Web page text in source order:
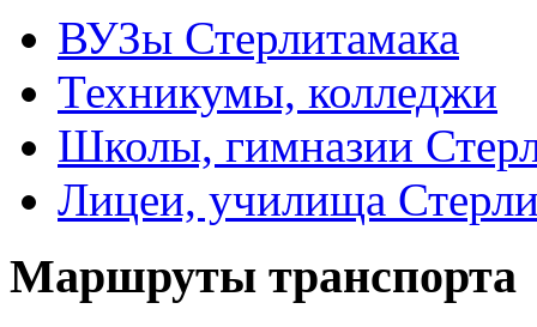
ВУЗы Стерлитамака
Техникумы, колледжи
Школы, гимназии
Лицеи, училища
Маршруты транспорта